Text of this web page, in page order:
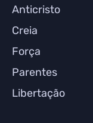
Anticristo
Creia
Força
Parentes
Libertação